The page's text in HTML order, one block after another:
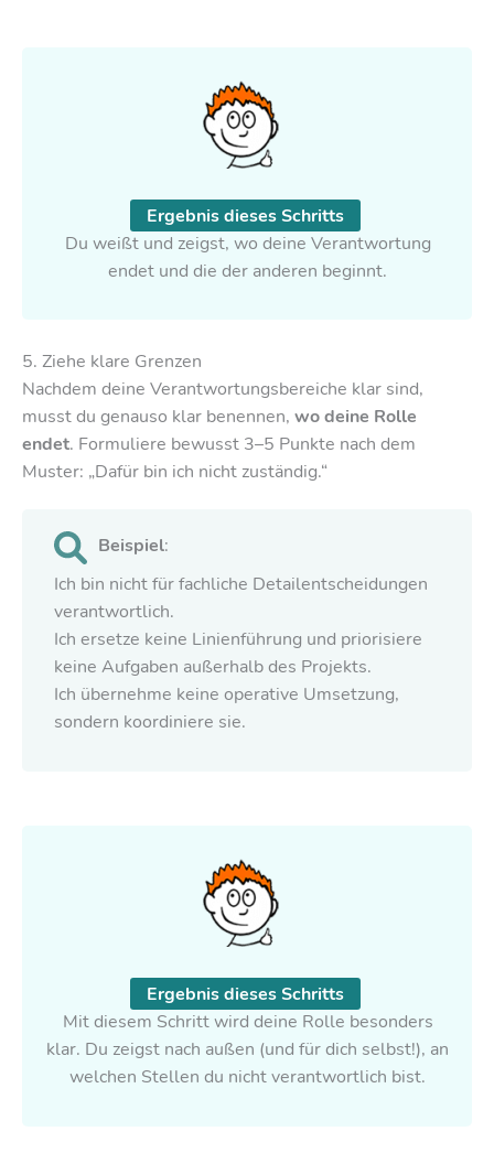
Ergebnis dieses Schritts
Du weißt und zeigst, wo deine Verantwortung
endet und die der anderen beginnt.
5. Ziehe klare Grenzen
Nachdem deine Verantwortungsbereiche klar sind,
musst du genauso klar benennen, wo deine Rolle
endet. Formuliere bewusst 3–5 Punkte nach dem
Muster: „Dafür bin ich nicht zuständig.“
Beispiel:
Ich bin nicht für fachliche Detailentscheidungen
verantwortlich.
Ich ersetze keine Linienführung und priorisiere
keine Aufgaben außerhalb des Projekts.
Ich übernehme keine operative Umsetzung,
sondern koordiniere sie.
Ergebnis dieses Schritts
Mit diesem Schritt wird deine Rolle besonders
klar. Du zeigst nach außen (und für dich selbst!), an
welchen Stellen du nicht verantwortlich bist.